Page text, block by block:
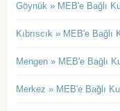
Göynük » MEB'e Bağlı
Kıbrıscık » MEB'e Bağlı
Mengen » MEB'e Bağlı
Merkez » MEB'e Bağlı